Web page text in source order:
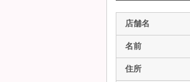
店舗名
名前
住所